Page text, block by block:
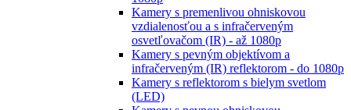
Kamery s premenlivou ohniskovou
vzdialenosťou a s infračerveným
osvetľovačom (IR) - až 1080p
Kamery s pevným objektívom a
infračerveným (IR) reflektorom - do 1080p
Kamery s reflektorom s bielym svetlom
(LED)